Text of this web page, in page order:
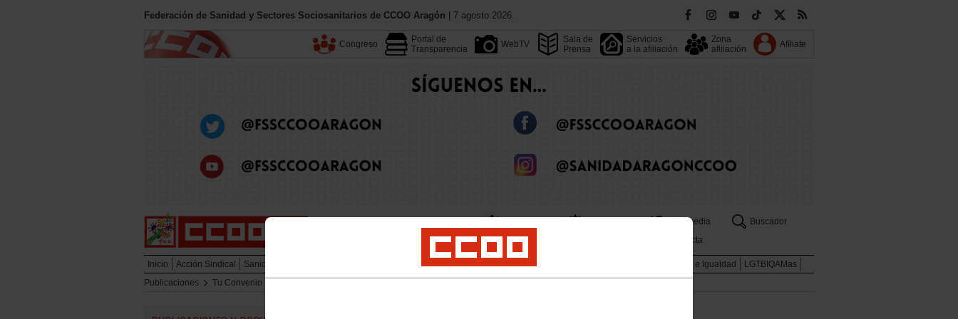
Federación de Sanidad y Sectores Sociosanitarios de CCOO Aragón | 7 agosto 2026.
Congreso
Portal de
Transparencia
WebTV
Sala de
Prensa
Servicios
a la afiliación
Zona
afiliación
Afíliate
Multimedia
Buscador
Calendario
Contacta
Inicio Acción Sindical Sanidad Pública Sanidad Privada Tu Sección Sindical Empleo Mujeres e Igualdad
LGTBIQAMas
Publicaciones
Tu Convenio